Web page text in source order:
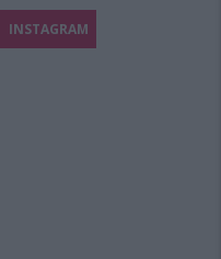
INSTAGRAM